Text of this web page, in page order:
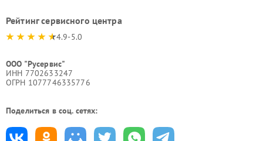
Рейтинг сервисного центра
4.9-5.0
ООО "Русервис"
ИНН 7702633247
ОГРН 1077746335776
Поделиться в соц. сетях: